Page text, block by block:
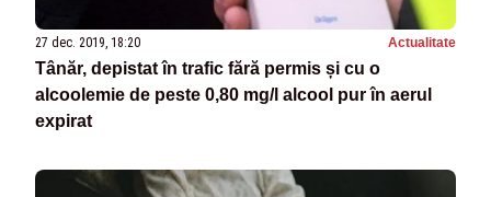
27 dec. 2019, 18:20 Actualitate
Tânăr, depistat în trafic fără permis și cu o
alcoolemie de peste 0,80 mg/l alcool pur în aerul
expirat